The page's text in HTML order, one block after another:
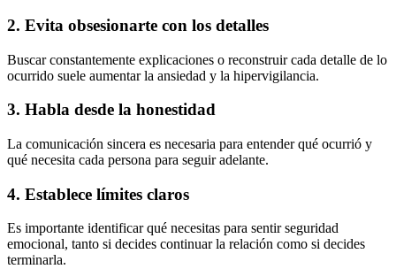
2. Evita obsesionarte con los detalles
Buscar constantemente explicaciones o reconstruir cada detalle de lo
ocurrido suele aumentar la ansiedad y la hipervigilancia.
3. Habla desde la honestidad
La comunicación sincera es necesaria para entender qué ocurrió y
qué necesita cada persona para seguir adelante.
4. Establece límites claros
Es importante identificar qué necesitas para sentir seguridad
emocional, tanto si decides continuar la relación como si decides
terminarla.